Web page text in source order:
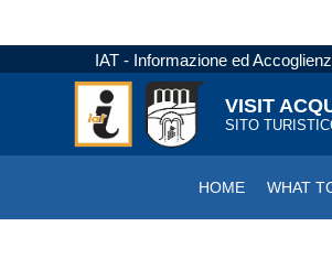
IAT - Informazione ed
VISIT
SITO
HOME WHAT